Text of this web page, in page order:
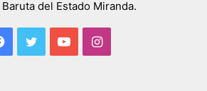
del Estado Miranda.
Facebook
TwitterYouTubeInstagram